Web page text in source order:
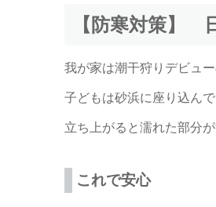
【防寒対策】
我が家は潮干狩りデビュ
子どもは砂浜に座り込ん
立ち上がると濡れた部分
これで安心